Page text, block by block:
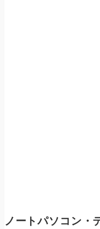
ノートパソコン・